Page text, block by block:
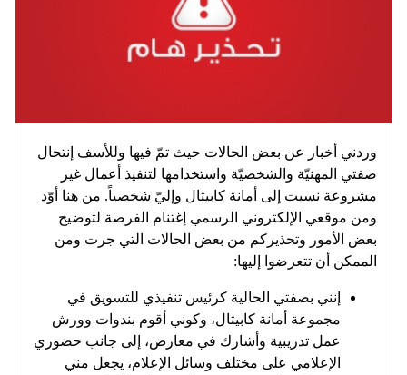
وردني أخبار عن بعض الحالات حيث تمّ فيها وللأسف إنتحال
صفتي المهنيّة والشخصيّة واستخدامها لتنفيذ أعمال غير
مشروعة نسبت إلى أمانة كابيتال وإليّ شخصياً. من هنا أوّد
ومن موقعي الإلكتروني الرسمي إغتنام الفرصة لتوضيح
بعض الأمور وتحذيركم من بعض الحالات التي جرت ومن
الممكن أن تتعرضوا إليها:
إنني بصفتي الحالية كرئيس تنفيذي للتسويق في
مجموعة أمانة كابيتال، وكوني أقوم بندوات وورش
عمل تدريبية وأشارك في معارض، إلى جانب حضوري
الإعلامي على مختلف وسائل الإعلام، يجعل مني